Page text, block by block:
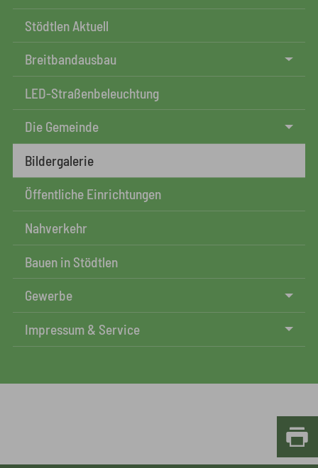
Stödtlen Aktuell
Breitbandausbau
LED-Straßenbeleuchtung
Die Gemeinde
Bildergalerie
Öffentliche Einrichtungen
Nahverkehr
Bauen in Stödtlen
Gewerbe
Impressum & Service